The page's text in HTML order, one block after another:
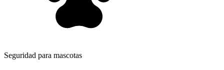
Seguridad para mascotas